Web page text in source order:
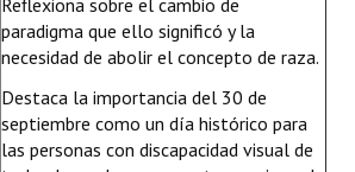
Reflexiona sobre el cambio de
paradigma que ello significó y la
necesidad de abolir el concepto de raza.
Destaca la importancia del 30 de
septiembre como un día histórico para
las personas con discapacidad visual de